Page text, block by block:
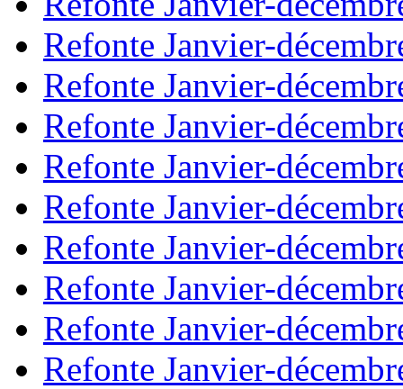
Refonte Janvier-
Refonte Janvier-
Refonte Janvier-
Refonte Janvier-
Refonte Janvier-
Refonte Janvier-
Refonte Janvier-
Refonte Janvier-
Refonte Janvier-